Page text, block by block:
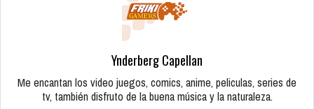
Ynderberg Capellan
Me encantan los video juegos, comics, anime, peliculas, series de
tv, también disfruto de la buena música y la naturaleza.